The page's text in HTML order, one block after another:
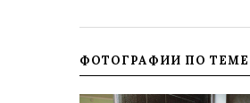
ФОТОГРАФИИ ПО ТЕМЕ